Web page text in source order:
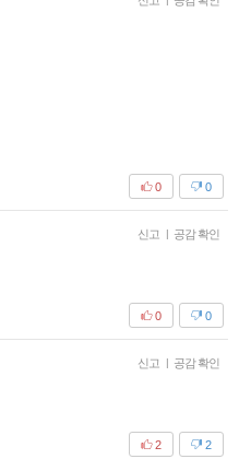
0
0
신고 | 공감 확인
0
0
신고 | 공감 확인
2
2